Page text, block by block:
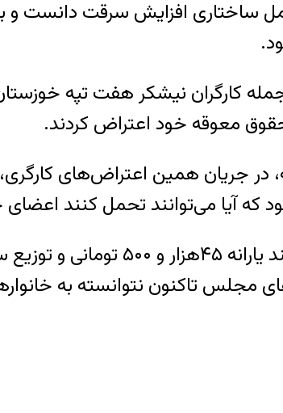
ساختاری افزایش سرقت دانست
کارگران نیشکر هفت تپه
معوقه خود اعتراض کردند.
جریان همین اعتراض‌های
که آیا می‌توانند تحمل کنند
سیاست‌های فعلی فقرزدایی
مجلس تاکنون نتوانسته به